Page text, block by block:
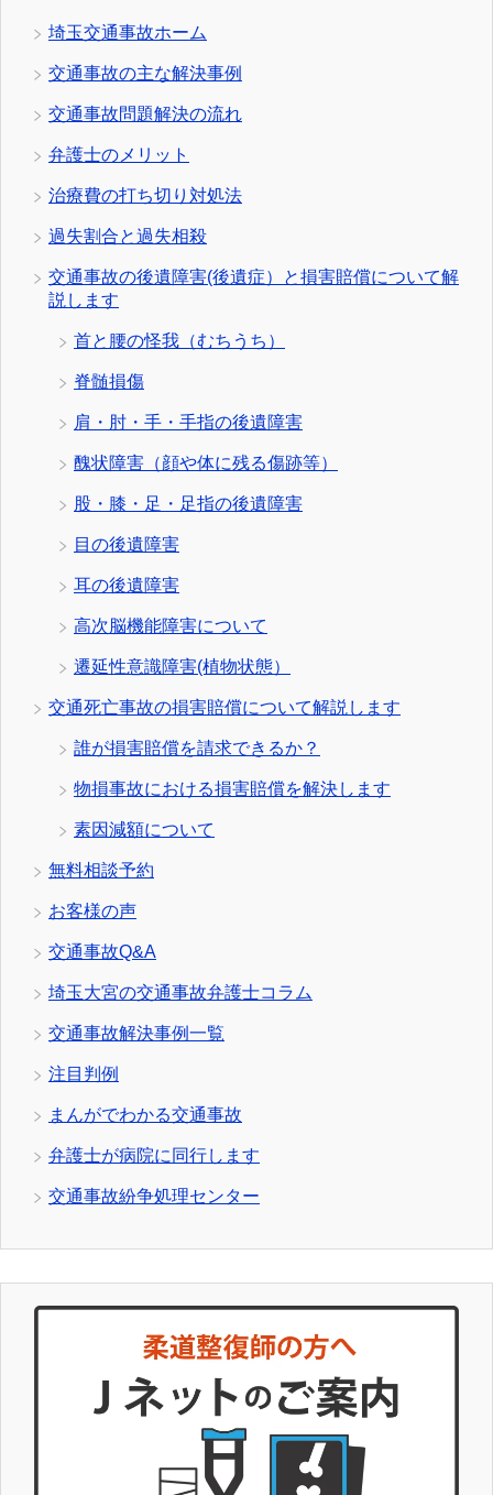
埼玉交通事故ホーム
交通事故の主な解決事例
交通事故問題解決の流れ
弁護士のメリット
治療費の打ち切り対処法
過失割合と過失相殺
交通事故の後遺障害(後遺症）と損害賠償について解
説します
首と腰の怪我（むちうち）
脊髄損傷
肩・肘・手・手指の後遺障害
醜状障害（顔や体に残る傷跡等）
股・膝・足・足指の後遺障害
目の後遺障害
耳の後遺障害
高次脳機能障害について
遷延性意識障害(植物状態）
交通死亡事故の損害賠償について解説します
誰が損害賠償を請求できるか？
物損事故における損害賠償を解決します
素因減額について
無料相談予約
お客様の声
交通事故Q&A
埼玉大宮の交通事故弁護士コラム
交通事故解決事例一覧
注目判例
まんがでわかる交通事故
弁護士が病院に同行します
交通事故紛争処理センター